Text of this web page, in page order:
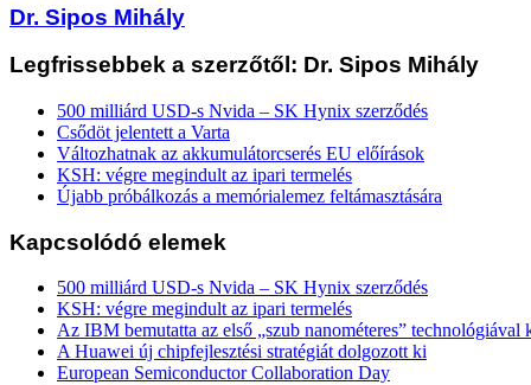
Dr. Sipos Mihály
Legfrissebbek a szerzőtől: Dr. Sipos Mihály
500 milliárd USD-s Nvida – SK Hynix szerződés
Csődöt jelentett a Varta
Változhatnak az akkumulátorcserés EU előírások
KSH: végre megindult az ipari termelés
Újabb próbálkozás a memórialemez feltámasztására
Kapcsolódó elemek
500 milliárd USD-s Nvida – SK Hynix szerződés
KSH: végre megindult az ipari termelés
Az IBM bemutatta az első „szub nanométeres” technológiával
A Huawei új chipfejlesztési stratégiát dolgozott ki
European Semiconductor Collaboration Day